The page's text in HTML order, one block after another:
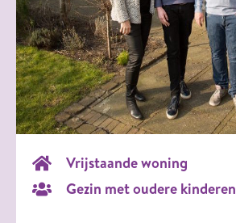
Vrijstaande woning
Gezin met oudere kinderen